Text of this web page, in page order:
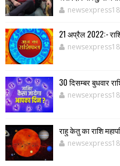
newsexpress18
21 अप्रैल 2022:-
newsexpress18
30 दिसम्बर बुधवार
newsexpress18
राहु केतु का राशि
newsexpress18